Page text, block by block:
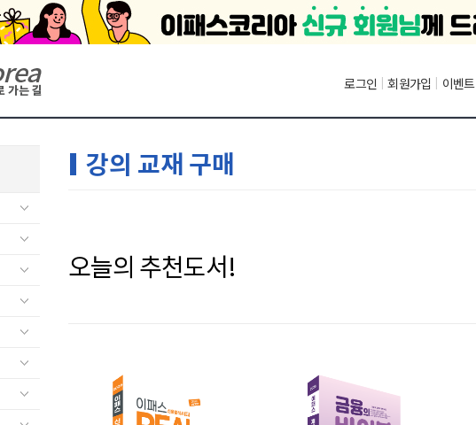
로그인 | 회원가입 | 이벤트
강의 교재 구매
오늘의 추천도서!